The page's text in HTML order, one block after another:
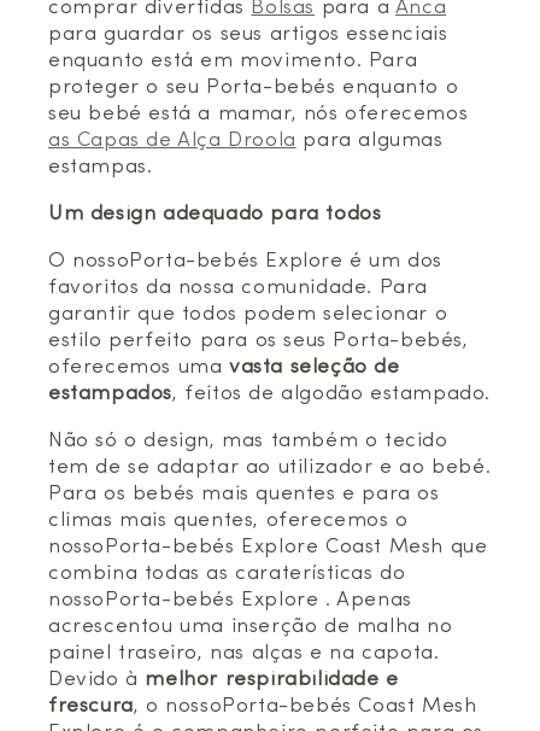
comprar divertidas Bolsas para a Anca
para guardar os seus artigos essenciais
enquanto está em movimento. Para
proteger o seu Porta-bebés enquanto o
seu bebé está a mamar, nós oferecemos
as Capas de Alça Droola para algumas
estampas.
Um design adequado para todos
O nossoPorta-bebés Explore é um dos
favoritos da nossa comunidade. Para
garantir que todos podem selecionar o
estilo perfeito para os seus Porta-bebés,
oferecemos uma vasta seleção de
estampados, feitos de algodão estampado.
Não só o design, mas também o tecido
tem de se adaptar ao utilizador e ao bebé.
Para os bebés mais quentes e para os
climas mais quentes, oferecemos o
nossoPorta-bebés Explore Coast Mesh que
combina todas as caraterísticas do
nossoPorta-bebés Explore . Apenas
acrescentou uma inserção de malha no
painel traseiro, nas alças e na capota.
Devido à melhor respirabilidade e
frescura, o nossoPorta-bebés Coast Mesh